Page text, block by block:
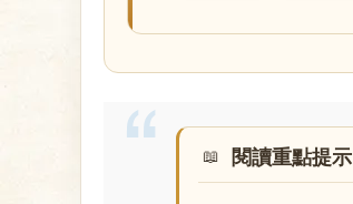
閱讀重點提示